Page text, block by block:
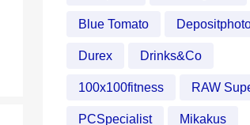
Blue Tomato
Durex Drinks&Co
100x100fitness RAW
PCSpecialist Mikakus